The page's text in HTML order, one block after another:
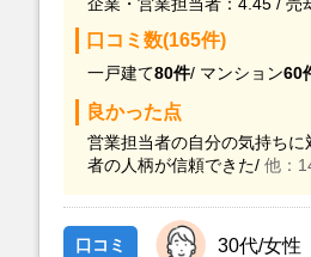
口コミ数(165件)
一戸建て80件/ マンション60
良かった点
営業担当者の自分の気持ち
者の人柄が信頼できた/ 他：
口コミ 30代/女性